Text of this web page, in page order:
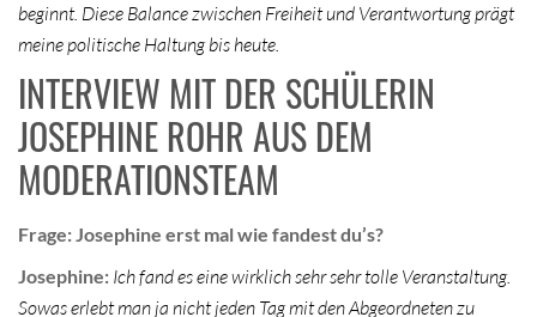
beginnt. Diese Balance zwischen Freiheit und Verantwortung prägt
meine politische Haltung bis heute.
INTERVIEW MIT DER SCHÜLERIN
JOSEPHINE ROHR AUS DEM
MODERATIONSTEAM
Frage: Josephine erst mal wie fandest du’s?
Josephine: Ich fand es eine wirklich sehr sehr tolle Veranstaltung.
Sowas erlebt man ja nicht jeden Tag mit den Abgeordneten zu